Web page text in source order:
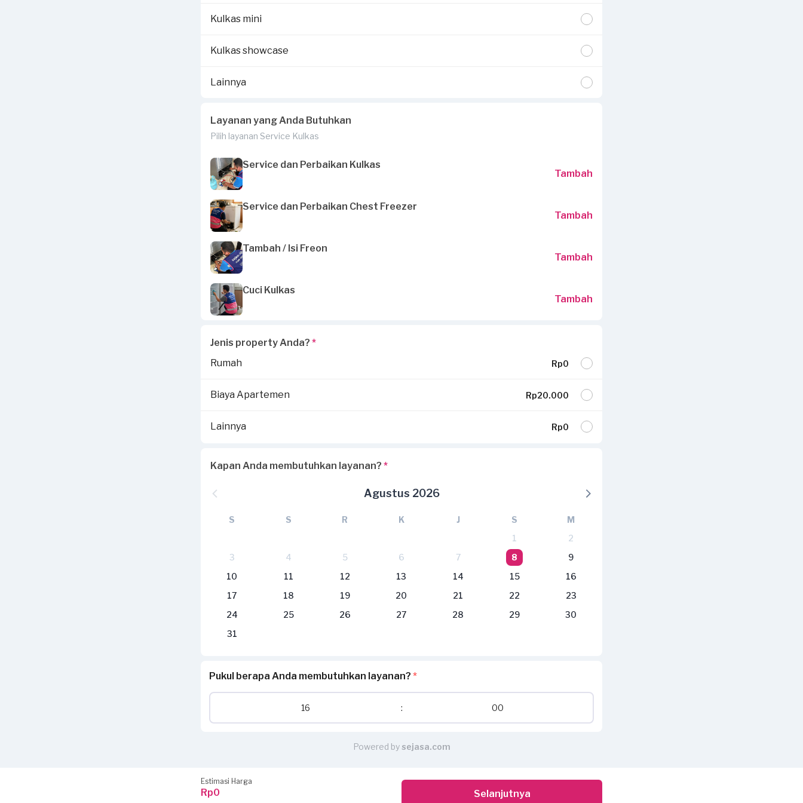
Kulkas mini
Kulkas showcase
Lainnya
Layanan yang Anda Butuhkan
Pilih layanan Service Kulkas
Service dan Perbaikan Kulkas
Tambah
Service dan Perbaikan Chest Freezer
Tambah
Tambah / Isi Freon
Tambah
Cuci Kulkas
Tambah
Jenis property Anda? *
Rumah
Rp0
Biaya Apartemen Rp20.000
Lainnya Rp0
Kapan Anda membutuhkan layanan? *
Agustus 2026
S S R K J S
M
1
2
3
4 5 6 7 8
9
10
11 12 13 14 15
16
17
18 19 20 21 22
23
24
25 26 27 28 29
30
31
Pukul berapa Anda membutuhkan layanan? *
16 : 00
Powered bysejasa.com
Estimasi Harga
Rp0 Selanjutnya